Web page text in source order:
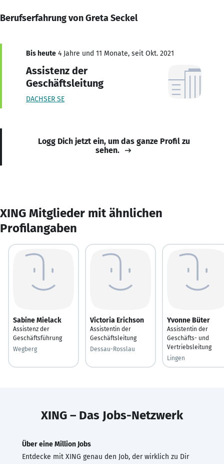
Berufserfahrung von Greta Seckel
Bis heute 4 Jahre und 11 Monate, seit Okt. 2021
Assistenz der
Geschäftsleitung
DACHSER SE
Logg Dich jetzt ein, um das ganze Profil zu
sehen.
XING Mitglieder mit ähnlichen
Profilangaben
Sabine Mielack
Assistenz der
Geschäftsführung
Wegberg
Victoria Erichson
Assistentin der
Geschäftsleitung
Dessau-Rosslau
Yvonne Büter
Assistentin der
Geschäfts- und
Vertriebsleitung
Lingen
XING – Das Jobs-Netzwerk
Über eine Million Jobs
Entdecke mit XING genau den Job, der wirklich zu Dir